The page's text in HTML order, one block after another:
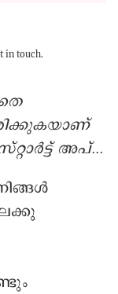
in touch.
അപ്...